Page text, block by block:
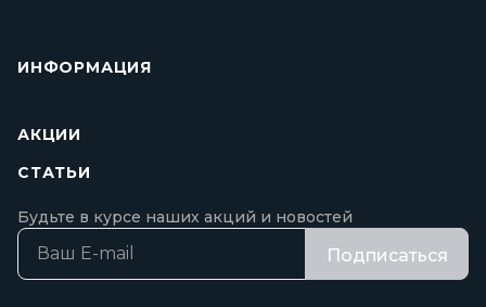
ИНФОРМАЦИЯ
АКЦИИ
СТАТЬИ
Будьте в курсе наших акций и новостей
Подписаться